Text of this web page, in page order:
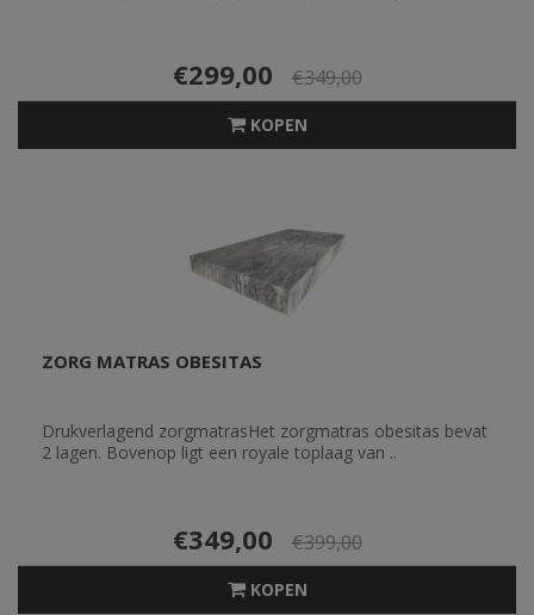
€299,00 €349,00
KOPEN
ZORG MATRAS OBESITAS
Drukverlagend zorgmatrasHet zorgmatras obesitas bevat
2 lagen. Bovenop ligt een royale toplaag van ..
€349,00 €399,00
KOPEN